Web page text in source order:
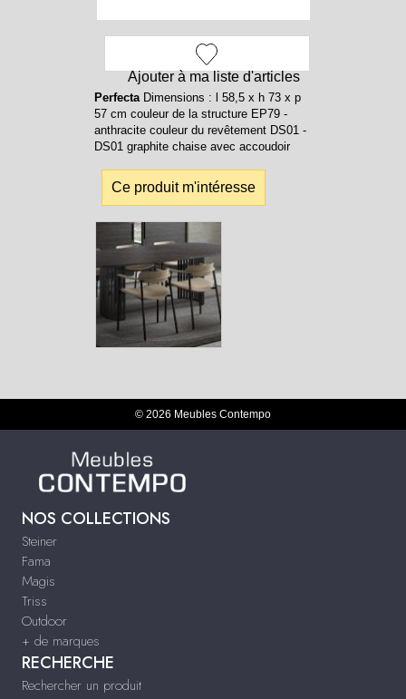
Ajouter à ma liste d'articles
PerfectaDimensions : l 58,5 x h 73 x p
57 cm couleur de la structure EP79 -
anthracite couleur du revêtement DS01 -
DS01 graphite chaise avec accoudoir
Ce produit m'intéresse
© 2026 Meubles Contempo
NOS COLLECTIONS
Steiner
Fama
Magis
Triss
Outdoor
+ de marques
RECHERCHE
Rechercher un produit